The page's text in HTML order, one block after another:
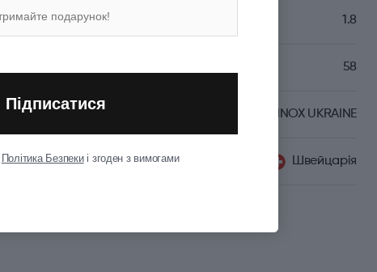
1.8
58
VICTORINOX UKRAINE
Швейцарія
Підписатися
Політика Безпекиі згоден з вимогами